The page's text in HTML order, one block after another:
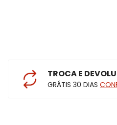
TROCA E
GRÁTIS 30 DIAS